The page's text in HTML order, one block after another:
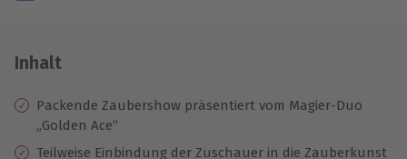
Inhalt
Packende Zaubershow präsentiert vom Magier-Duo
„Golden Ace“
Teilweise Einbindung der Zuschauer in die Zauberkunst